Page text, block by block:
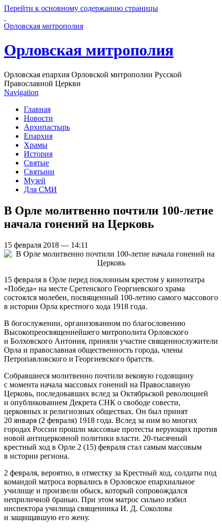
Перейти к основному содержанию страницы
Орловская митрополия
Орловская митрополия
Орловская епархия Орловской митрополии Русской
Православной Церкви
Navigation
Главная
Новости
Архипастырь
Епархия
Храмы
История
Святые
Святыни
Музей
Для СМИ
В Орле молитвенно почтили 100-летие
начала гонений на Церковь
15 февраля 2018 — 14:11
15 февраля в Орле перед поклонным крестом у кинотеатра
«Победа» на месте Сретенского Георгиевского храма
состоялся молебен, посвященный 100-летию самого массового
в истории Орла крестного хода 1918 года.
В богослужении, организованном по благословению
Высокопреосвященнейшего митрополита Орловского
и Болховского Антония, приняли участие священнослужители
Орла и православная общественность города, члены
Петропавловского и Георгиевского братств.
Собравшиеся молитвенно почтили вековую годовщину
с момента начала массовых гонений на Православную
Церковь, последовавших вслед за Октябрьской революцией
и опубликованием Декрета СНК о свободе совести,
церковных и религиозных обществах. Он был принят
20 января (2 февраля) 1918 года. Вслед за ним во многих
городах России прошли массовые протесты верующих против
новой антицерковной политики власти. 20-тысячный
крестный ход в Орле 2 (15) февраля стал самым массовым
в истории региона.
2 февраля, вероятно, в отместку за Крестный ход, солдаты под
командой матроса ворвались в Орловское епархиальное
училище и произвели обыск, который сопровождался
неприличной бранью. При этом матрос сильно избил
инспектора училища священника И. Д. Соколова
и защищавшую его жену.